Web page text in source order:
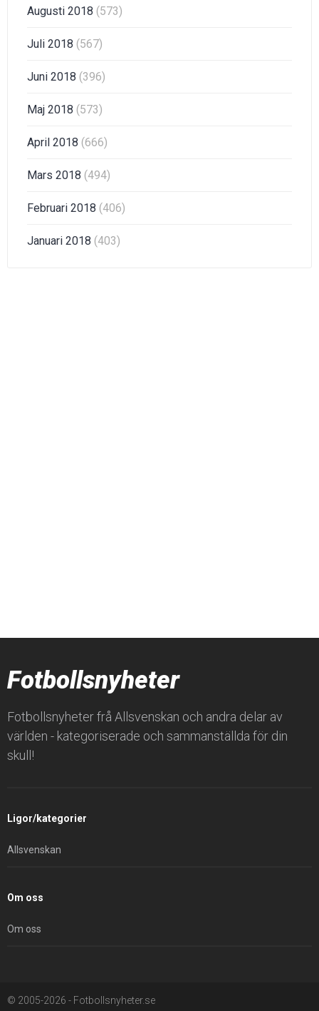
Augusti 2018 (573)
Juli 2018 (567)
Juni 2018 (396)
Maj 2018 (573)
April 2018 (666)
Mars 2018 (494)
Februari 2018 (406)
Januari 2018 (403)
Fotbollsnyheter
Fotbollsnyheter frå Allsvenskan och andra delar av
världen - kategoriserade och sammanställda för din
skull!
Ligor/kategorier
Allsvenskan
Om oss
Om oss
© 2005-2026 - Fotbollsnyheter.se